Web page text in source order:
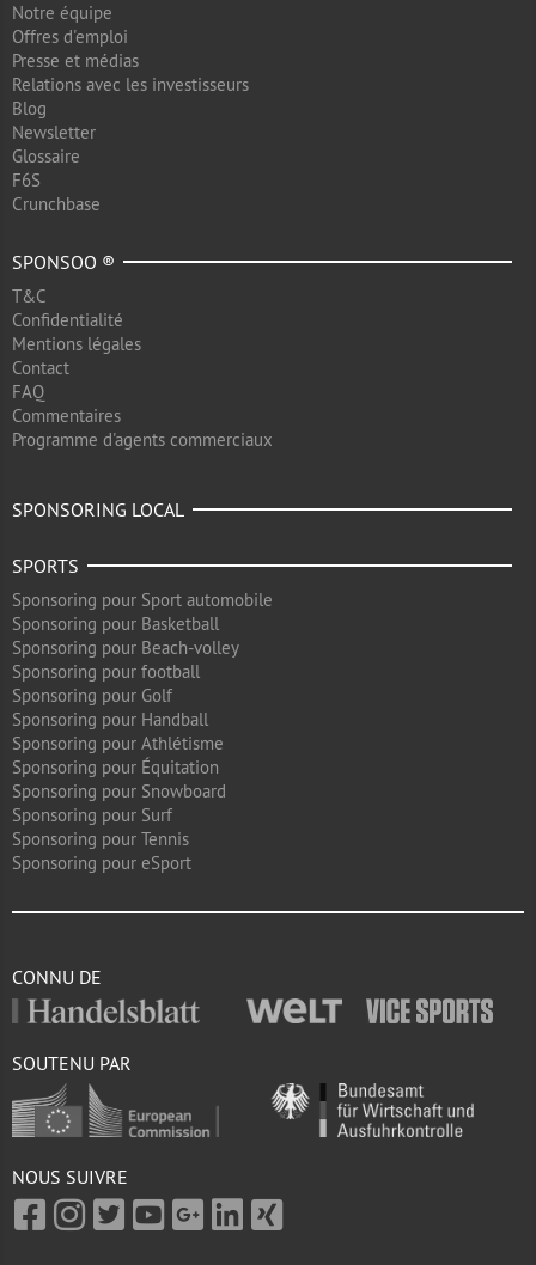
Notre équipe
Offres d'emploi
Presse et médias
Relations avec les investisseurs
Blog
Newsletter
Glossaire
F6S
Crunchbase
SPONSOO ®
T&C
Confidentialité
Mentions légales
Contact
FAQ
Commentaires
Programme d'agents commerciaux
SPONSORING LOCAL
SPORTS
Sponsoring pour Sport automobile
Sponsoring pour Basketball
Sponsoring pour Beach-volley
Sponsoring pour football
Sponsoring pour Golf
Sponsoring pour Handball
Sponsoring pour Athlétisme
Sponsoring pour Équitation
Sponsoring pour Snowboard
Sponsoring pour Surf
Sponsoring pour Tennis
Sponsoring pour eSport
CONNU DE
SOUTENU PAR
NOUS SUIVRE